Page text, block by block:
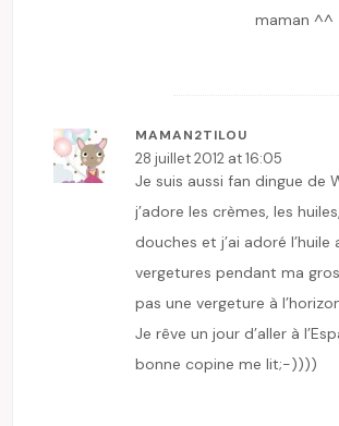
maman ^^
MAMAN2TILOU
28 juillet 2012 at 16:05
Je suis aussi fan dingue de
j’adore les crèmes, les
douches et j’ai adoré l’huile
vergetures pendant ma
pas une vergeture à
Je rêve un jour d’aller à
bonne copine me lit;-))))